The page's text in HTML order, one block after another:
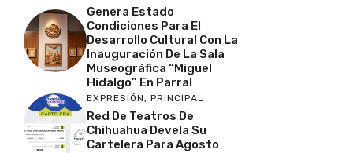
Genera Estado
Condiciones Para El
Desarrollo Cultural Con La
Inauguración De La Sala
Museográfica “Miguel
Hidalgo” En Parral
EXPRESIÓN, PRINCIPAL
Red De Teatros De
Chihuahua Devela Su
Cartelera Para Agosto